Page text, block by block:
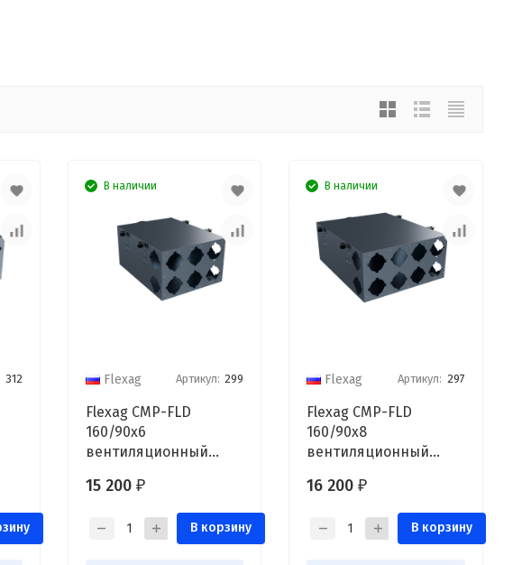
312
В наличии
Flexag Артикул: 299
Flexag CMP-FLD
160/90x6
вентиляционный
6/10 выходов FLD
15 200 ₽
В корзину
В наличии
Flexag Артикул: 297
Flexag CMP-FLD
160/90x8
вентиляционный
8/12 выходов FLD
16 200 ₽
В корзину